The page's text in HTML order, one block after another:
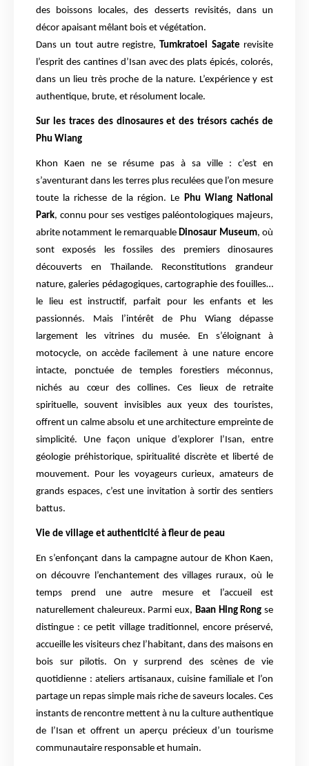
des boissons locales, des desserts revisités, dans un
décor apaisant mêlant bois et végétation.
Dans un tout autre registre, Tumkratoei Sagate revisite
l’esprit des cantines d’Isan avec des plats épicés, colorés,
dans un lieu très proche de la nature. L’expérience y est
authentique, brute, et résolument locale.
Sur les traces des dinosaures et des trésors cachés de
Phu Wiang
Khon Kaen ne se résume pas à sa ville : c’est en
s’aventurant dans les terres plus reculées que l’on mesure
toute la richesse de la région. Le Phu Wiang National
Park, connu pour ses vestiges paléontologiques majeurs,
abrite notamment le remarquableDinosaur Museum, où
sont exposés les fossiles des premiers dinosaures
découverts en Thaïlande. Reconstitutions grandeur
nature, galeries pédagogiques, cartographie des fouilles…
le lieu est instructif, parfait pour les enfants et les
passionnés. Mais l’intérêt de Phu Wiang dépasse
largement les vitrines du musée. En s’éloignant à
motocycle, on accède facilement à une nature encore
intacte, ponctuée de temples forestiers méconnus,
nichés au cœur des collines. Ces lieux de retraite
spirituelle, souvent invisibles aux yeux des touristes,
offrent un calme absolu et une architecture empreinte de
simplicité. Une façon unique d’explorer l’Isan, entre
géologie préhistorique, spiritualité discrète et liberté de
mouvement. Pour les voyageurs curieux, amateurs de
grands espaces, c’est une invitation à sortir des sentiers
battus.
Vie de village et authenticité à fleur de peau
En s’enfonçant dans la campagne autour de Khon Kaen,
on découvre l’enchantement des villages ruraux, où le
temps prend une autre mesure et l’accueil est
naturellement chaleureux. Parmi eux, Baan Hing Rongse
distingue : ce petit village traditionnel, encore préservé,
accueille les visiteurs chez l’habitant, dans des maisons en
bois sur pilotis. On y surprend des scènes de vie
quotidienne : ateliers artisanaux, cuisine familiale et l’on
partage un repas simple mais riche de saveurs locales. Ces
instants de rencontre mettent à nu la culture authentique
de l’Isan et offrent un aperçu précieux d’un tourisme
communautaire responsable et humain.